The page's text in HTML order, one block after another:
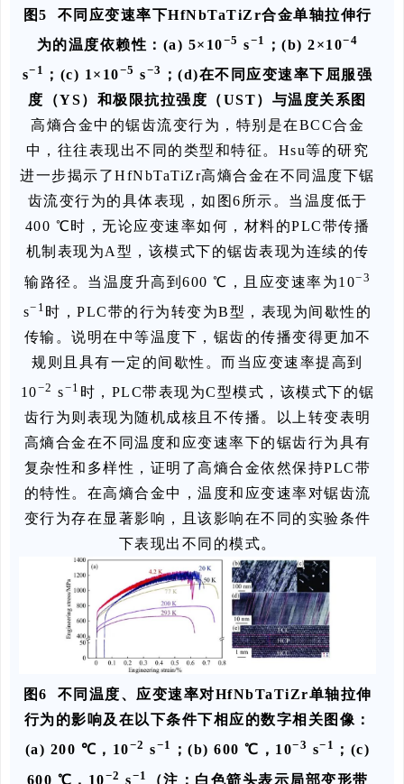
图5 不同应变速率下HfNbTaTiZr合金单轴拉伸行
为的温度依赖性：(a) 5×10−5 s−1 ；(b) 2×10−4
s−1 ；(c) 1×10−5 s−3
；(d)在不同应变速率下屈服强
度（YS）和极限抗拉强度（UST）与温度关系图
高熵合金中的锯齿流变行为，特别是在BCC合金
中，往往表现出不同的类型和特征。Hsu等的研究
进一步揭示了HfNbTaTiZr高熵合金在不同温度下锯
齿流变行为的具体表现，如图6所示。当温度低于
400 ℃时，无论应变速率如何，材料的PLC带传播
机制表现为A型，该模式下的锯齿表现为连续的传
输路径。当温度升高到600 ℃，且应变速率为10−3
s−1 时，PLC带的行为转变为B型，表现为间歇性的
传输。说明在中等温度下，锯齿的传播变得更加不
规则且具有一定的间歇性。而当应变速率提高到
10−2 s−1 时，PLC带表现为C型模式，该模式下的锯
齿行为则表现为随机成核且不传播。以上转变表明
高熵合金在不同温度和应变速率下的锯齿行为具有
复杂性和多样性，证明了高熵合金依然保持PLC带
的特性。在高熵合金中，温度和应变速率对锯齿流
变行为存在显著影响，且该影响在不同的实验条件
下表现出不同的模式。
图6 不同温度、应变速率对HfNbTaTiZr单轴拉伸
行为的影响及在以下条件下相应的数字相关图像：
(a) 200 ℃，10−2 s−1 ；(b) 600 ℃，10−3 s−1 ；(c)
600 ℃，10−2 s−1 （注：白色箭头表示局部变形带